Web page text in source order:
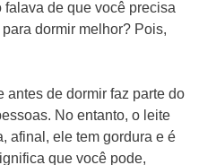
de que você precisa
dormir melhor? Pois,
antes de dormir faz parte do
No entanto, o leite
afinal, ele tem gordura e é
que você pode,